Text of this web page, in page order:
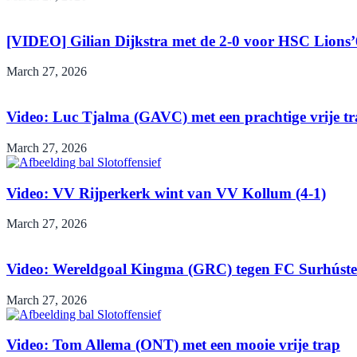
[VIDEO] Gilian Dijkstra met de 2-0 voor HSC
March 27, 2026
Video: Luc Tjalma (GAVC) met een prachtige vrije
March 27, 2026
Video: VV Rijperkerk wint van VV Kollum (4-1)
March 27, 2026
Video: Wereldgoal Kingma (GRC) tegen FC
March 27, 2026
Video: Tom Allema (ONT) met een mooie vrije trap